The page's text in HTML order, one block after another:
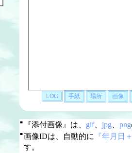
■ 『添付画像』は、 gif、 jpg、 png
■画像IDは、自動的に 『年月日
す。